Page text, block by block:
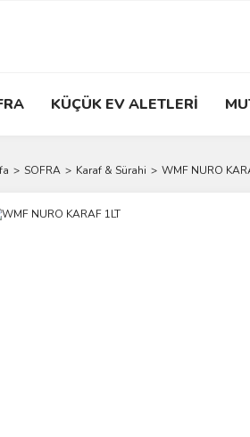
KÜÇÜK EV ALETLERİ
SOFRA Karaf & Sürahi WMF NURO